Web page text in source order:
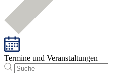
Termine und Veranstaltungen